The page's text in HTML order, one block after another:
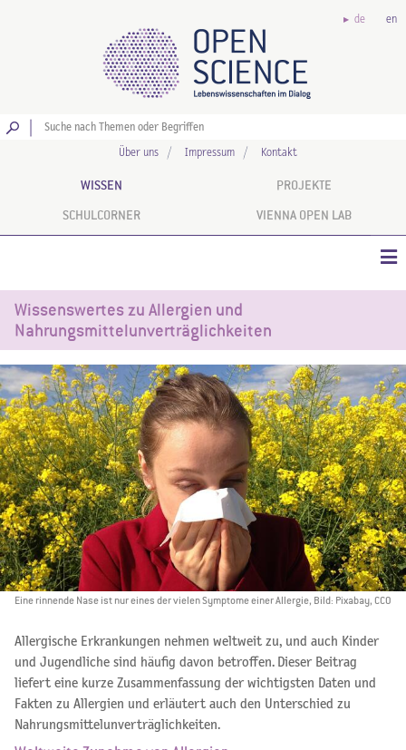
de en
Über uns Impressum Kontakt
WISSEN PROJEKTE
SCHULCORNER VIENNA OPEN LAB
Wissenswertes zu Allergien und
Nahrungsmittelunverträglichkeiten
Eine rinnende Nase ist nur eines der vielen Symptome einer Allergie, Bild: Pixabay, CCO
Allergische Erkrankungen nehmen weltweit zu, und auch Kinder
und Jugendliche sind häufig davon betroffen. Dieser Beitrag
liefert eine kurze Zusammenfassung der wichtigsten Daten und
Fakten zu Allergien und erläutert auch den Unterschied zu
Nahrungsmittelunverträglichkeiten.